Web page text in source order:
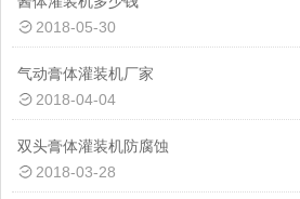
2018-05-30
气动膏体灌装机厂家
2018-04-04
双头膏体灌装机防腐蚀
2018-03-28